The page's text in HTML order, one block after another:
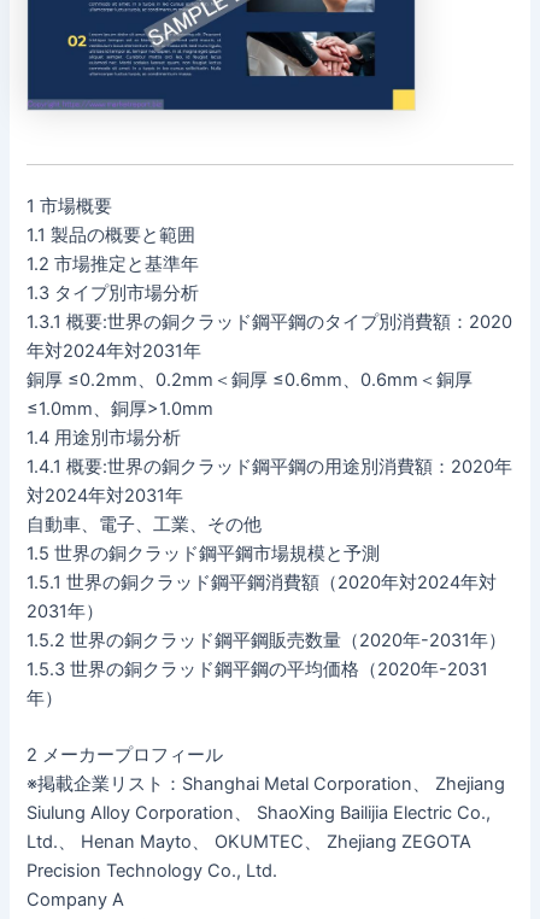
1 市場概要
1.1 製品の概要と範囲
1.2 市場推定と基準年
1.3 タイプ別市場分析
1.3.1 概要:世界の銅クラッド鋼平鋼のタイプ別消費額：2020
年対2024年対2031年
銅厚 ≤0.2mm、0.2mm＜銅厚 ≤0.6mm、0.6mm＜銅厚
≤1.0mm、銅厚>1.0mm
1.4 用途別市場分析
1.4.1 概要:世界の銅クラッド鋼平鋼の用途別消費額：2020年
対2024年対2031年
自動車、電子、工業、その他
1.5 世界の銅クラッド鋼平鋼市場規模と予測
1.5.1 世界の銅クラッド鋼平鋼消費額（2020年対2024年対
2031年）
1.5.2 世界の銅クラッド鋼平鋼販売数量（2020年-2031年）
1.5.3 世界の銅クラッド鋼平鋼の平均価格（2020年-2031
年）
2 メーカープロフィール
※掲載企業リスト：Shanghai Metal Corporation、 Zhejiang
Siulung Alloy Corporation、 ShaoXing Bailijia Electric Co.,
Ltd.、 Henan Mayto、 OKUMTEC、 Zhejiang ZEGOTA
Precision Technology Co., Ltd.
Company A